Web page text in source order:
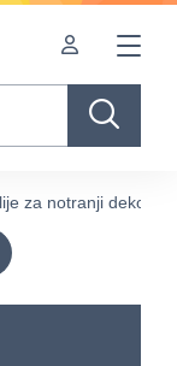
za notranji dekor